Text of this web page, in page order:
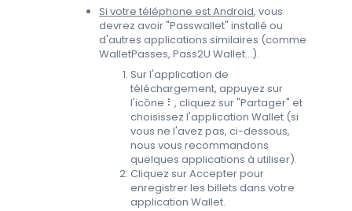
Si votre téléphone est Android, vous
devrez avoir "Passwallet" installé ou
d'autres applications similaires (comme
WalletPasses, Pass2U Wallet...).
Sur l'application de
téléchargement, appuyez sur
l'icône ⠇, cliquez sur "Partager" et
choisissez l'application Wallet (si
vous ne l'avez pas, ci-dessous,
nous vous recommandons
quelques applications à utiliser).
Cliquez sur Accepter pour
enregistrer les billets dans votre
application Wallet.